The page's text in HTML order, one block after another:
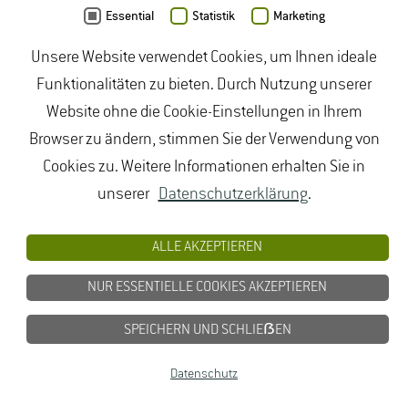
den Zeitraum von 32 (2012 und 2013) bis 70 Tage
Wachstums und der Blattflächen wurden
verschiedene Verfahren (Spektrale Reflektion)
eingesetzt. Für die Bewertung der Traubenqualität
wurden verschiedene Reifeparameter (vergl. 2.2.5)
Wert und hefeverfügbarer Stickstoff (α-Aminosäuren:
NOPA) jeder Variante analysiert.
Essential Statistik Marketing
Unsere Website verwendet Cookies, um Ihnen ideale
Funktionalitäten zu bieten. Durch Nutzung unserer
Website ohne die Cookie-Einstellungen in Ihrem
Browser zu ändern, stimmen Sie der Verwendung von
Cookies zu. Weitere Informationen erhalten Sie in
unserer Datenschutzerklärung.
ALLE AKZEPTIEREN
NUR ESSENTIELLE COOKIES AKZEPTIEREN
SPEICHERN UND SCHLIEẞEN
Datenschutz